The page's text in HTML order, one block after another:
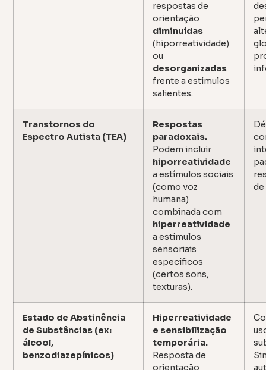
respostas de
orientação
diminuídas
(hiporreatividade)
ou
desorganizadas
frente a estímulos
salientes.
Transtornos do
Espectro Autista (TEA)
Respostas
paradoxais.
Podem incluir
hiporreatividade
a estímulos sociais
(como voz
humana)
combinada com
hiperreatividade
a estímulos
sensoriais
específicos
(certos sons,
texturas).
Estado de Abstinência
de Substâncias (ex:
álcool,
benzodiazepínicos)
Hiperreatividade
e sensibilização
temporária.
Resposta de
orientação